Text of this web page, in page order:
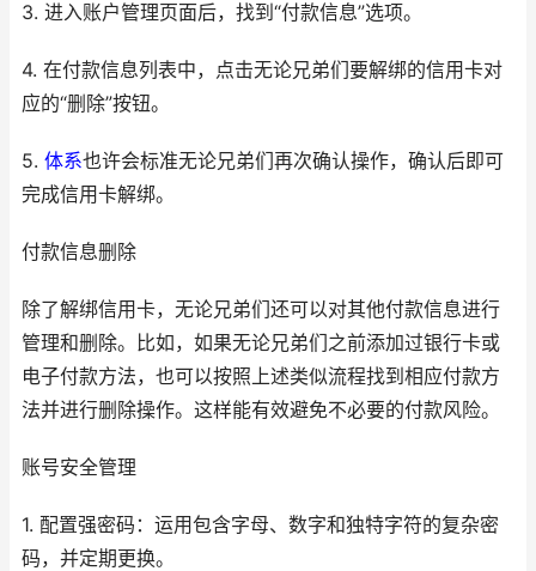
3. 进入账户管理页面后，找到“付款信息”选项。
4. 在付款信息列表中，点击无论兄弟们要解绑的信用卡对
应的“删除”按钮。
5. 体系也许会标准无论兄弟们再次确认操作，确认后即可
完成信用卡解绑。
付款信息删除
除了解绑信用卡，无论兄弟们还可以对其他付款信息进行
管理和删除。比如，如果无论兄弟们之前添加过银行卡或
电子付款方法，也可以按照上述类似流程找到相应付款方
法并进行删除操作。这样能有效避免不必要的付款风险。
账号安全管理
1. 配置强密码：运用包含字母、数字和独特字符的复杂密
码，并定期更换。